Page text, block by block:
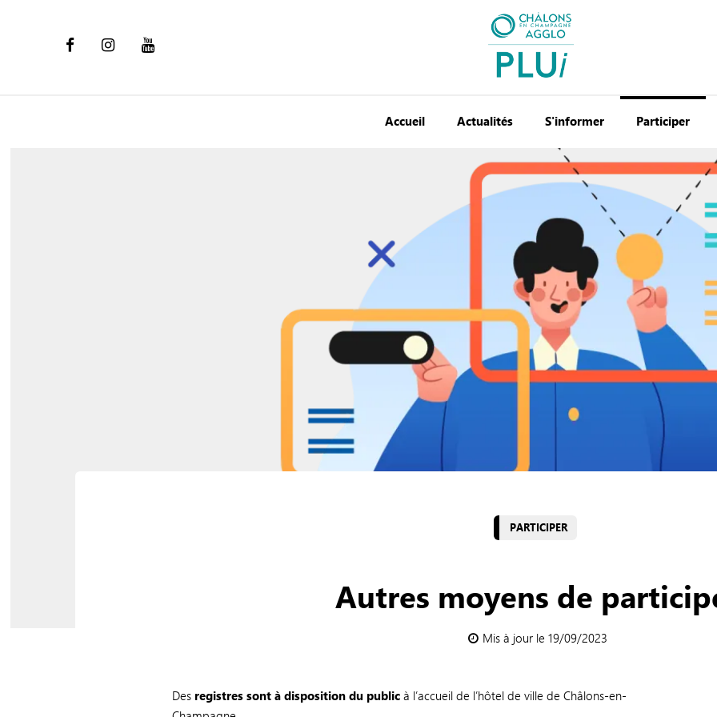
Accueil Actualités S'informer Participer
PARTICIPER
Autres moyens de
Mis à jour le 19/09/2023
Des registres sont à disposition du public à l’accueil de l’hôtel de ville de Châlons-en-